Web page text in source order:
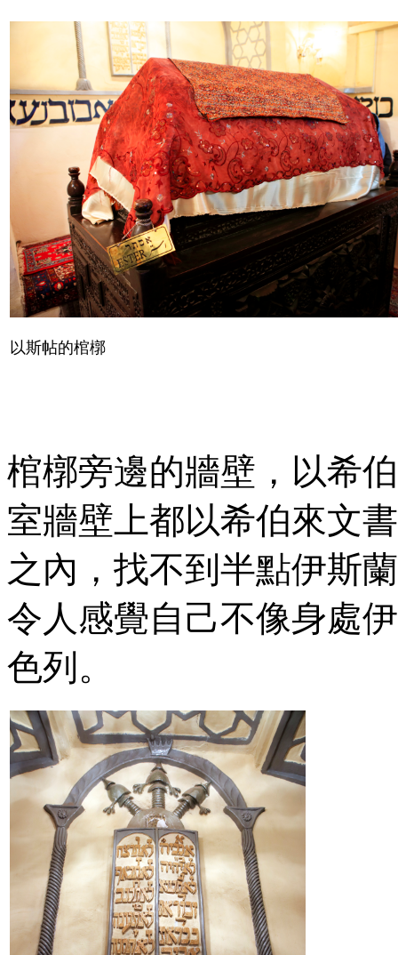
以斯帖的棺槨
棺槨旁邊的牆壁，以希
室牆壁上都以希伯來文
之內，找不到半點伊斯
令人感覺自己不像身處
色列。